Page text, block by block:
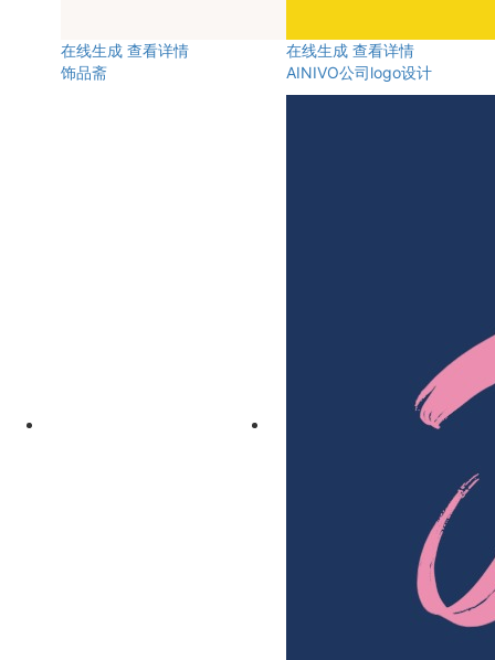
在线生成 查看详情
饰品斋
在线生成 查看详情
AINIVO公司logo设计